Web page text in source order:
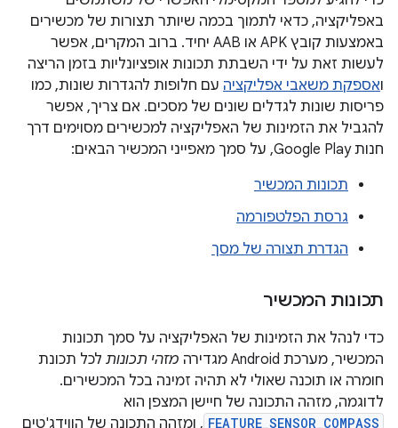
באפליקציה, כדאי לתמוך בכמה שיותר תצורות של מכשירים
באמצעות קובץ APK או AAB יחיד. ברוב המקרים, אפשר
לעשות זאת על ידי השבתת תכונות אופציונליות בזמן הריצה
ואספקת משאבי אפליקציה עם חלופות להגדרות שונות, כמו
פריסות שונות לגדלים שונים של מסכים. אם צריך, אפשר
להגביל את הזמינות של האפליקציה למכשירים מסוימים דרך
חנות Google Play, על סמך מאפייני המכשיר הבאים:
תכונות המכשיר
גרסת הפלטפורמה
הגדרת תצורה של מסך
תכונות המכשיר
כדי לנהל את הזמינות של האפליקציה על סמך תכונות
המכשיר, מערכת Android מגדירה
מזהי תכונות לכל תכונת
חומרה או תוכנה שאולי לא תהיה זמינה בכל המכשירים.
לדוגמה, מזהה התכונה של חיישן המצפן הוא
FEATURE_SENSOR_COMPASS , ומזהה התכונה של הווידג'טים